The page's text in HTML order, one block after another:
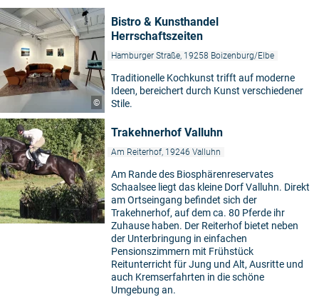
©
Bistro & Kunsthandel
Herrschaftszeiten
Hamburger Straße, 19258 Boizenburg/Elbe
Traditionelle Kochkunst trifft auf moderne
Ideen, bereichert durch Kunst verschiedener
Stile.
Trakehnerhof Valluhn
Am Reiterhof, 19246 Valluhn
Am Rande des Biosphärenreservates
Schaalsee liegt das kleine Dorf Valluhn. Direkt
am Ortseingang befindet sich der
Trakehnerhof, auf dem ca. 80 Pferde ihr
Zuhause haben. Der Reiterhof bietet neben
der Unterbringung in einfachen
Pensionszimmern mit Frühstück
Reitunterricht für Jung und Alt, Ausritte und
auch Kremserfahrten in die schöne
Umgebung an.